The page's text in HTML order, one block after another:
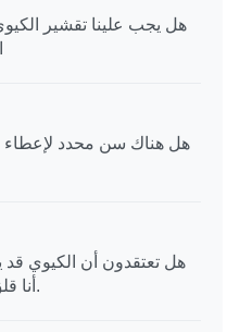
هل يجب علينا تقشير
هل هناك سن محدد لإعطاء
هل تعتقدون أن الكيوي
أنا قلق قليلاً، لنبدأ بكمية صغيرة أولاً.